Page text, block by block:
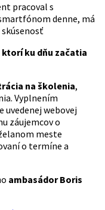
pracoval s
denne, má
skúsenosť
ku dňu začatia
na školenia,
Vyplnením
webovej
záujemcov o
meste
o termíne a
ambasádor Boris